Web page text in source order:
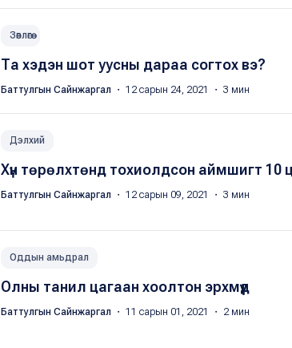
Зөвлөгөө
Та хэдэн шот уусны дараа согтох вэ?
Баттулгын Сайнжаргал ・ 12 сарын 24, 2021 ・ 3 мин
Дэлхий
Хүн төрөлхтөнд тохиолдсон аймшигт 10
Баттулгын Сайнжаргал ・ 12 сарын 09, 2021 ・ 3 мин
Оддын амьдрал
Олны танил цагаан хоолтон эрхмүүд
Баттулгын Сайнжаргал ・ 11 сарын 01, 2021 ・ 2 мин